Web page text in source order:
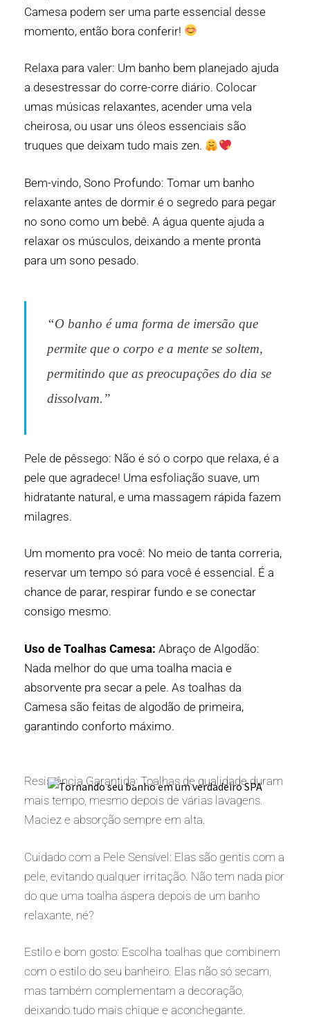
Camesa podem ser uma parte essencial desse
momento, então bora conferir!
Relaxa para valer: Um banho bem planejado ajuda
a desestressar do corre-corre diário. Colocar
umas músicas relaxantes, acender uma vela
cheirosa, ou usar uns óleos essenciais são
truques que deixam tudo mais zen.
Bem-vindo, Sono Profundo: Tomar um banho
relaxante antes de dormir é o segredo para pegar
no sono como um bebê. A água quente ajuda a
relaxar os músculos, deixando a mente pronta
para um sono pesado.
“O banho é uma forma de imersão que
permite que o corpo e a mente se soltem,
permitindo que as preocupações do dia se
dissolvam.”
Pele de pêssego: Não é só o corpo que relaxa, é a
pele que agradece! Uma esfoliação suave, um
hidratante natural, e uma massagem rápida fazem
milagres.
Um momento pra você: No meio de tanta correria,
reservar um tempo só para você é essencial. É a
chance de parar, respirar fundo e se conectar
consigo mesmo.
Uso de Toalhas Camesa: Abraço de Algodão:
Nada melhor do que uma toalha macia e
absorvente pra secar a pele. As toalhas da
Camesa são feitas de algodão de primeira,
garantindo conforto máximo.
Resistência Garantida: Toalhas de qualidade duram
mais tempo, mesmo depois de várias lavagens.
Maciez e absorção sempre em alta.
Cuidado com a Pele Sensível: Elas são gentis com a
pele, evitando qualquer irritação. Não tem nada pior
do que uma toalha áspera depois de um banho
relaxante, né?
Estilo e bom gosto: Escolha toalhas que combinem
com o estilo do seu banheiro. Elas não só secam,
mas também complementam a decoração,
deixando tudo mais chique e aconchegante.